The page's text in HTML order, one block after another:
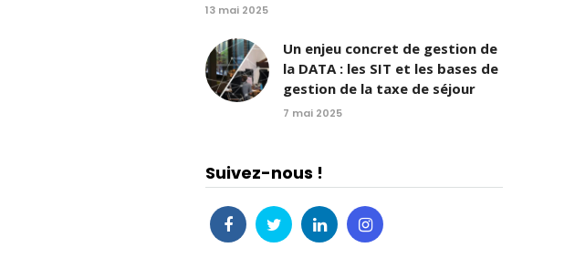
13 mai 2025
Un enjeu concret de gestion de
la DATA : les SIT et les bases de
gestion de la taxe de séjour
7 mai 2025
Suivez-nous !